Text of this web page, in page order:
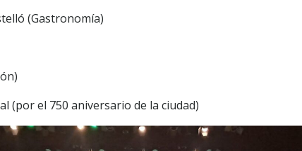
(Gastronomía)
(por el 750 aniversario de la ciudad)